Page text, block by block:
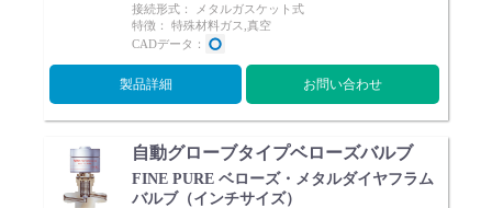
接続形式： メタルガスケット式
特徴： 特殊材料ガス,真空
CADデータ：
製品詳細 お問い合わせ
自動グローブタイプベローズバルブ
FINE PURE ベローズ・メタルダイヤフラム
バルブ（インチサイズ）